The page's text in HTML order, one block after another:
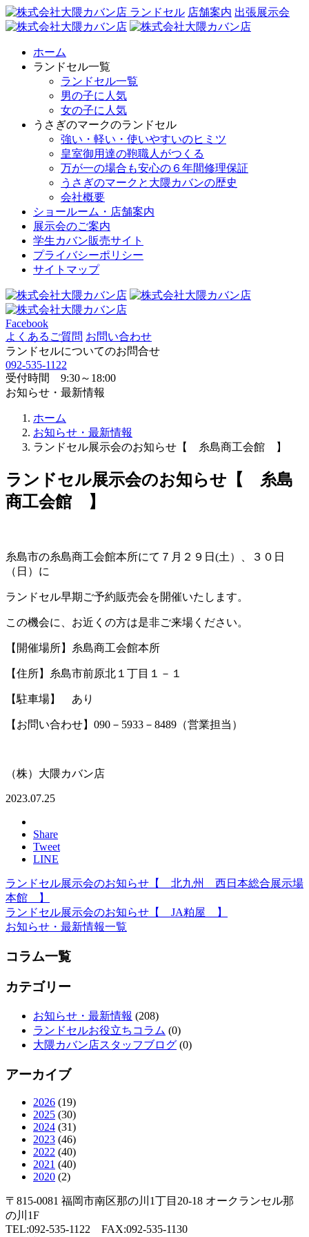
ランドセル 店舗案内 出張展示会
ホーム
ランドセル一覧
ランドセル一覧
男の子に人気
女の子に人気
うさぎのマークのランドセル
強い・軽い・使いやすいのヒミツ
皇室御用達の鞄職人がつくる
万が一の場合も安心の６年間修理保証
うさぎのマークと大隈カバンの歴史
会社概要
ショールーム・店舗案内
展示会のご案内
学生カバン販売サイト
プライバシーポリシー
サイトマップ
Facebook
よくあるご質問 お問い合わせ
ランドセルについてのお問合せ
092-535-1122
受付時間 9:30～18:00
お知らせ・最新情報
ホーム
お知らせ・最新情報
ランドセル展示会のお知らせ【 糸島商工会館 】
ランドセル展示会のお知らせ【 糸島
商工会館 】
糸島市の糸島商工会館本所にて７月２９日(土）、３０日
（日）に
ランドセル早期ご予約販売会を開催いたします。
この機会に、お近くの方は是非ご来場ください。
【開催場所】糸島商工会館本所
【住所】糸島市前原北１丁目１－１
【駐車場】 あり
【お問い合わせ】090－5933－8489（営業担当）
（株）大隈カバン店
2023.07.25
Share
Tweet
LINE
ランドセル展示会のお知らせ【 北九州 西日本総合展示場
本館 】
ランドセル展示会のお知らせ【 JA粕屋 】
お知らせ・最新情報一覧
コラム一覧
カテゴリー
お知らせ・最新情報 (208)
ランドセルお役立ちコラム (0)
大隈カバン店スタッフブログ (0)
アーカイブ
2026 (19)
2025 (30)
2024 (31)
2023 (46)
2022 (40)
2021 (40)
2020 (2)
〒815-0081 福岡市南区那の川1丁目20-18 オークランセル那
の川1F
TEL:092-535-1122 FAX:092-535-1130